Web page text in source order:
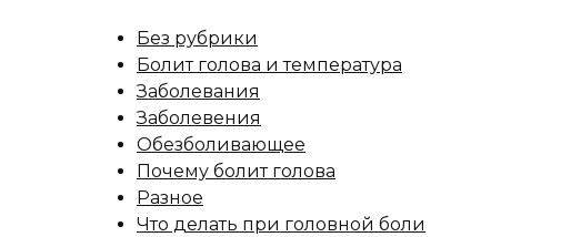
Без рубрики
Болит голова и температура
Заболевания
Заболевения
Обезболивающее
Почему болит голова
Разное
Что делать при головной боли